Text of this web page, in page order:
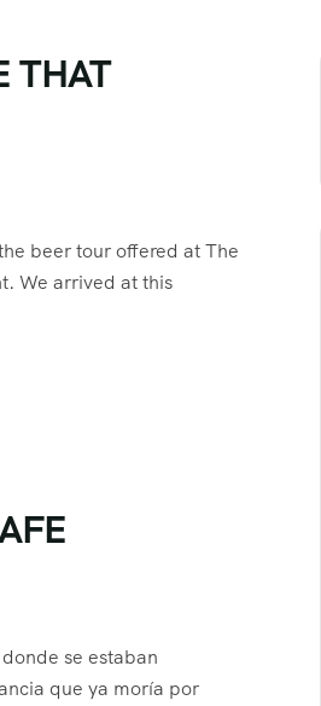
THAT
beer tour offered at The
We arrived at this
se estaban
que ya moría por